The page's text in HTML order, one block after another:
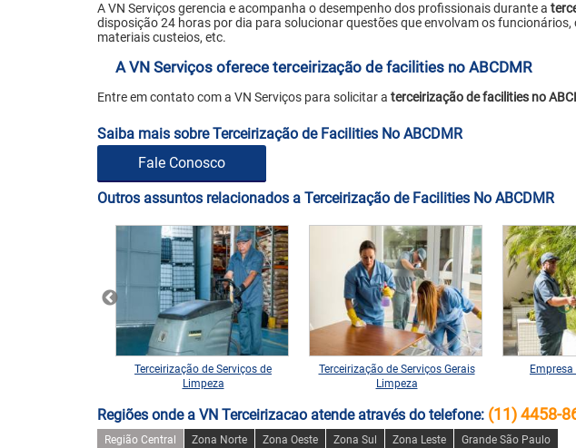
A VN Serviços gerencia e acompanha o desempenho dos profissionais durante a
disposição 24 horas por dia para solucionar questões que envolvam os
materiais custeios, etc.
A VN Serviços oferece terceirização de facilities no ABCDMR
Entre em contato com a VN Serviços para solicitar a terceirização de facilities no
Saiba mais sobre Terceirização de Facilities No ABCDMR
Fale Conosco
Outros assuntos relacionados a Terceirização de Facilities No ABCDMR
Terceirização de Serviços de
Limpeza
Terceirização de Serviços Gerais
Limpeza
Regiões onde a VN Terceirizacao atende através do telefone: (11) 4458-
Região Central Zona Norte Zona Oeste Zona Sul Zona Leste
Grande São Paulo